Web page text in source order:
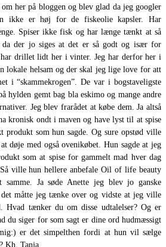
her på bloggen og blev glad da jeg googler
ikke er høj for de fiskeolie kapsler. Har
Spiser ikke fisk og har længe tænkt at så
da der jo siges at det er så godt og især for
har drillet lidt her i vinter. Jeg har derfor her i
lokale helsam og der skal jeg lige love for att
i “skammekrogen”. De var i bogstaveligste
hylden gemt bag bla eskimo og mange andre
Jeg blev frarådet at købe dem. Ja altså
kronisk ondt i maven og have lyst til at spise
produkt som hun sagde. Og sure opstød ville
døje med også ovenikøbet. Hun sagde at jeg
som at spise for gammelt mad hver dag
ville hun hellere anbefale Oil of life beauty
samme. Ja søde Anette jeg blev jo ganske
måtte jeg tænke over og vidste at jeg ville
Hvad tænker du om disse udtalelser? Og er
du siger for som sagt er dine ord hudmæssigt
er det simpelthen fordi at hun vil sælge
Kh. Tanja